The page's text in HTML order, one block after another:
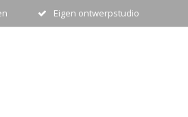
Eigen ontwerpstudio